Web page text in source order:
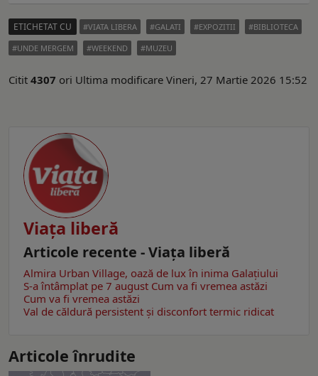
ETICHETAT CU VIATA LIBERA GALATI EXPOZITII
BIBLIOTECA
UNDE MERGEM
WEEKEND MUZEU
Citit 4307 ori Ultima modificare Vineri, 27 Martie 2026 15:52
Viaţa liberă
Articole recente - Viaţa liberă
Almira Urban Village, oază de lux în inima Galațiului
S-a întâmplat pe 7 august Cum va fi vremea astăzi
Cum va fi vremea astăzi
Val de căldură persistent și disconfort termic ridicat
Articole înrudite